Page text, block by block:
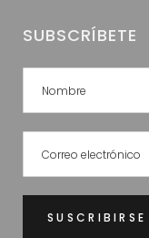
SUBSCRÍBETE